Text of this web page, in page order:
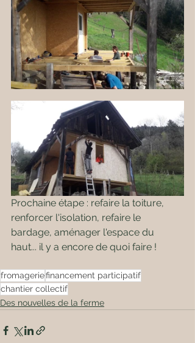
Prochaine étape : refaire la toiture,
renforcer l'isolation, refaire le
bardage, aménager l'espace du
haut... il y a encore de quoi faire !
fromageriefinancement participatif
chantier collectif
Des nouvelles de la ferme